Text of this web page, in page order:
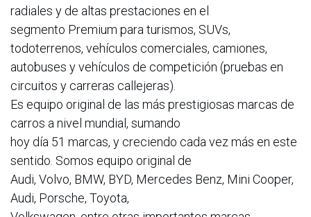
radiales y de altas prestaciones en el
segmento Premium para turismos, SUVs,
todoterrenos, vehículos comerciales, camiones,
autobuses y vehículos de competición (pruebas en
circuitos y carreras callejeras).
Es equipo original de las más prestigiosas marcas de
carros a nivel mundial, sumando
hoy día 51 marcas, y creciendo cada vez más en este
sentido. Somos equipo original de
Audi, Volvo, BMW, BYD, Mercedes Benz, Mini Cooper,
Audi, Porsche, Toyota,